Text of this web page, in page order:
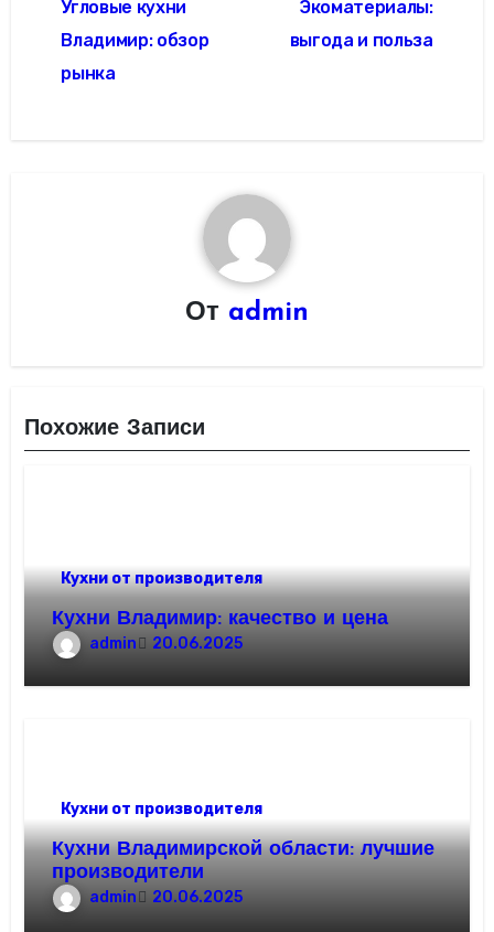
по
записям
Угловые кухни
Владимир: обзор
рынка
Экоматериалы:
выгода и польза
От admin
Похожие Записи
Кухни от производителя
Кухни Владимир: качество и цена
admin 20.06.2025
Кухни от производителя
Кухни Владимирской области: лучшие
производители
admin 20.06.2025